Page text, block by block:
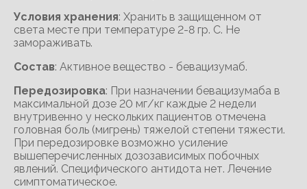
Условия хранения: Хранить в защищенном от
света месте при температуре 2-8 гр. С. Не
замораживать.
Состав: Активное вещество - бевацизумаб.
Передозировка: При назначении бевацизумаба в
максимальной дозе 20 мг/кг каждые 2 недели
внутривенно у нескольких пациентов отмечена
головная боль (мигрень) тяжелой степени тяжести.
При передозировке возможно усиление
вышеперечисленных дозозависимых побочных
явлений. Специфического антидота нет. Лечение
симптоматическое.